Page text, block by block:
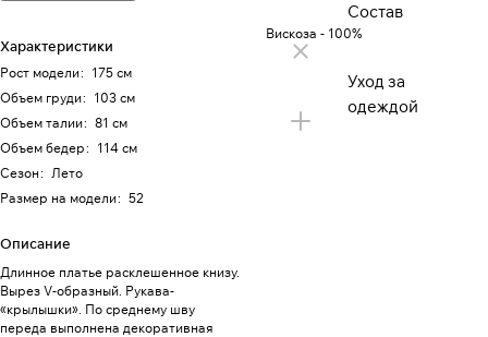
Характеристики
Рост модели: 175 см
Объем груди: 103 см
Объем талии: 81 см
Объем бедер: 114 см
Сезон: Лето
Размер на модели: 52
Описание
Длинное платье расклешенное книзу.
Вырез V-образный. Рукава-
«крылышки». По среднему шву
переда выполнена декоративная
Состав
Вискоза - 100%
Уход за
одеждой